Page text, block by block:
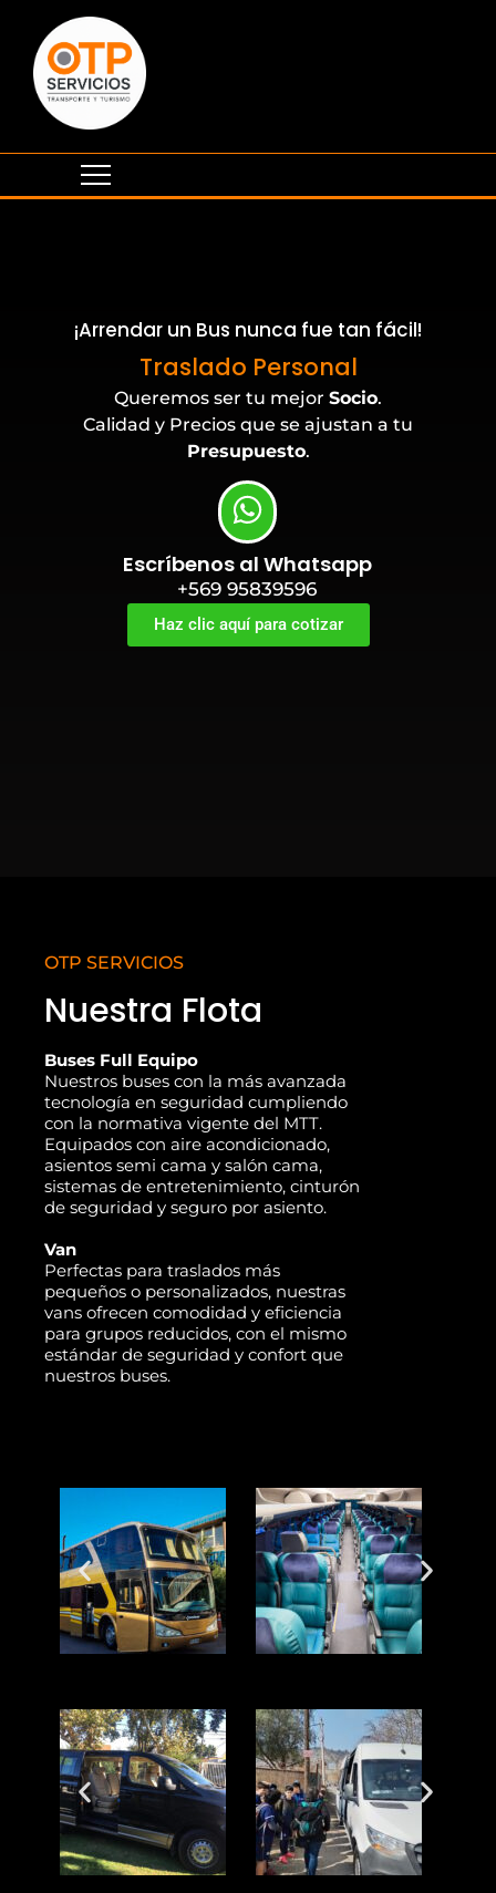
¡Arrendar un Bus nunca fue tan fácil!
Traslado Personal
Eventos Corporativos
Queremos ser tu mejor Socio.
Calidad y Precios que se ajustan a tu
Presupuesto.
Escríbenos al Whatsapp
+569 95839596
Haz clic aquí para cotizar
OTP SERVICIOS
Nuestra Flota
Buses Full Equipo
Nuestros buses con la más avanzada
tecnología en seguridad cumpliendo
con la normativa vigente del MTT.
Equipados con aire acondicionado,
asientos semi cama y salón cama,
sistemas de entretenimiento, cinturón
de seguridad y seguro por asiento.
Van
Perfectas para traslados más
pequeños o personalizados, nuestras
vans ofrecen comodidad y eficiencia
para grupos reducidos, con el mismo
estándar de seguridad y confort que
nuestros buses.